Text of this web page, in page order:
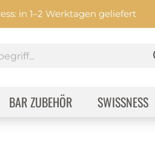
in 1–2 Werktagen geliefert
BAR ZUBEHÖR SWISSNESS